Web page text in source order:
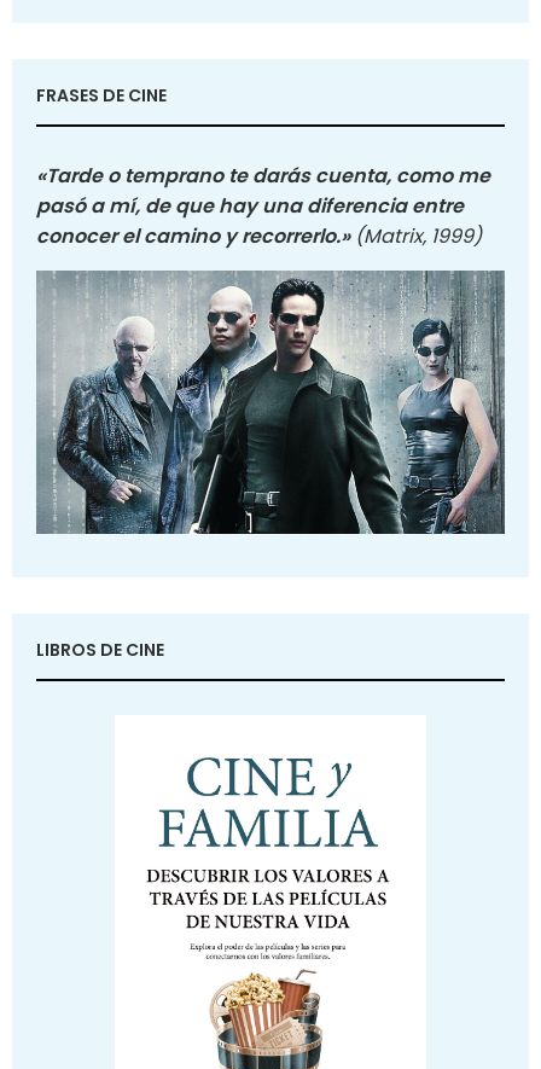
FRASES DE CINE
«Tarde o temprano te darás cuenta, como me
pasó a mí, de que hay una diferencia entre
conocer el camino y recorrerlo.» (Matrix, 1999)
LIBROS DE CINE